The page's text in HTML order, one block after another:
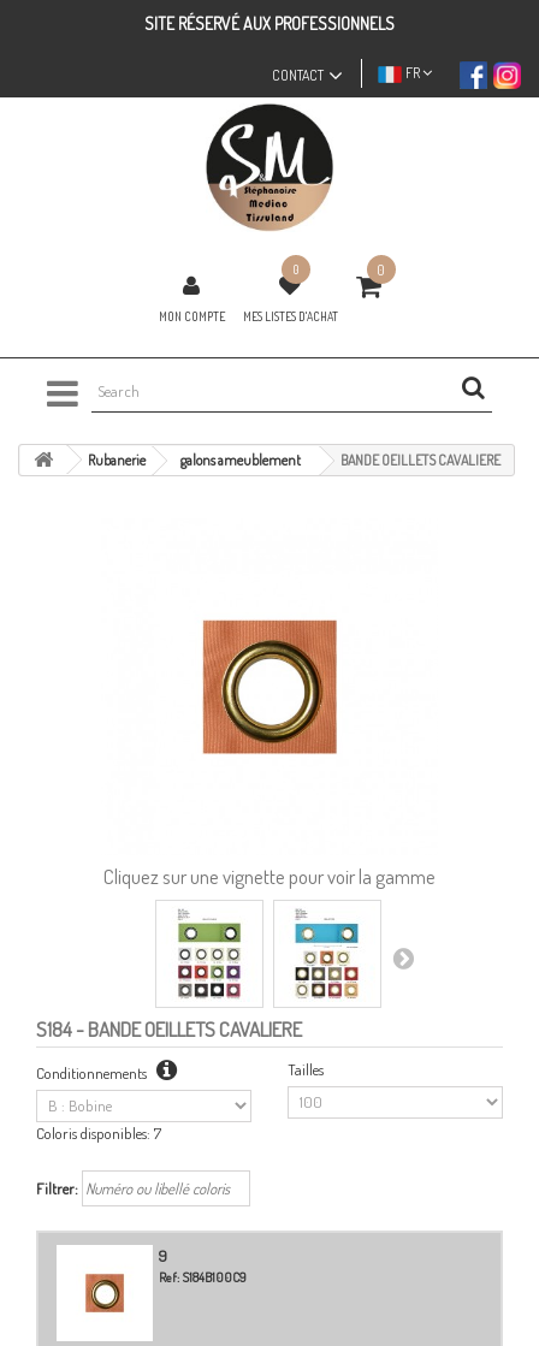
SITE RÉSERVÉ AUX PROFESSIONNELS
FR
CONTACT
MON COMPTE
0
MES LISTES D'ACHAT
0
Rubanerie galons ameublement BANDE OEILLETS CAVALIERE
Cliquez sur une vignette pour voir la gamme
S184- BANDE OEILLETS CAVALIERE
Conditionnements Tailles
Coloris disponibles: 7
Filtrer:
9
Ref: S184B100C9